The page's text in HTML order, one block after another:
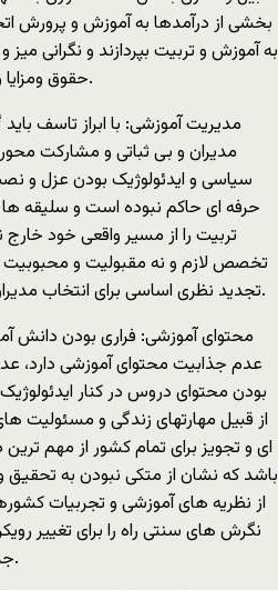
بخشی از درآمدها به آموزش و پرورش
به آموزش و تربیت بپردازند و نگرانی
حقوق ومزایا و… از وظیفه اصلی آنها را باز ندارد.
مدیریت آموزشی: با ابراز تاسف
مدیران و بی ثباتی و مشارکت
سیاسی و ایدئولوژیک بودن عزل و
حرفه ای حاکم نبوده است و سلیقه
تربیت را از مسیر واقعی خود
تخصص لازم و نه مقبولیت و محبوبیت
تجدید نظری اساسی برای انتخاب مدیران در سطوح مختلف صورت گیرد.
محتوای آموزشی: فراری بودن دانش
عدم جذابیت محتوای آموزشی دارد،
بودن محتوای دروس در کنار
از قبیل مهارتهای زندگی و مسئولیت
ای و تجویز برای تمام کشور از مهم
باشد که نشان از متکی نبودن به تحقیق
از نظریه های آموزشی و تجربیات
نگرش های سنتی راه را برای تغییر
جدید و کارآمد و جذاب بسته است.